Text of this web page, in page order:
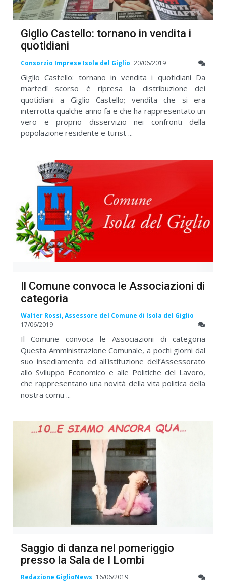
Giglio Castello: tornano in vendita i
quotidiani
Consorzio Imprese Isola del Giglio 20/06/2019
Giglio Castello: tornano in vendita i quotidiani Da
martedì scorso è ripresa la distribuzione dei
quotidiani a Giglio Castello; vendita che si era
interrotta qualche anno fa e che ha rappresentato un
vero e proprio disservizio nei confronti della
popolazione residente e turist ...
Il Comune convoca le Associazioni di
categoria
Walter Rossi, Assessore del Comune di Isola del Giglio
17/06/2019
Il Comune convoca le Associazioni di categoria
Questa Amministrazione Comunale, a pochi giorni dal
suo insediamento ed all'istituzione dell’Assessorato
allo Sviluppo Economico e alle Politiche del Lavoro,
che rappresentano una novità della vita politica della
nostra comu ...
Saggio di danza nel pomeriggio
presso la Sala de I Lombi
Redazione GiglioNews 16/06/2019